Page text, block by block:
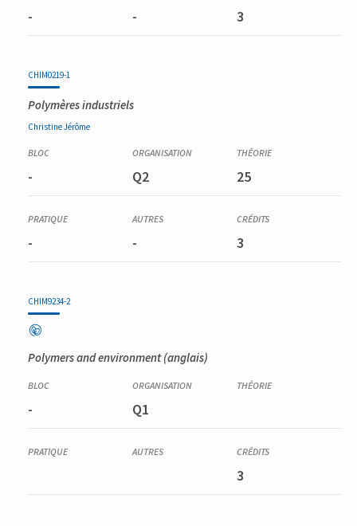
- - 3
CHIM0219-1
Polymères industriels
ChristineJérôme
- Q2 25
- - 3
CHIM9234-2
Polymers and environment(anglais)
- Q1
3